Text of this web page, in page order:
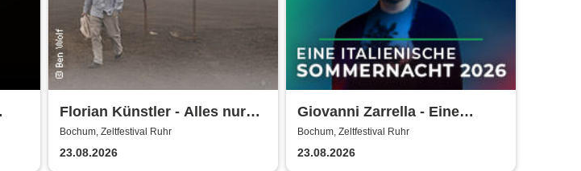
Florian Künstler - Alles nur
geliehen - Tour 2026/2027
Bochum, Zeltfestival Ruhr
23.08.2026
Giovanni Zarrella - Eine
italienische Sommernacht -
Live mit Band
Bochum, Zeltfestival Ruhr
23.08.2026